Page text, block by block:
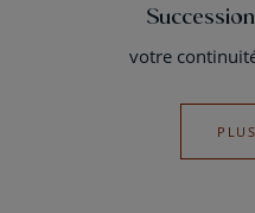
votre